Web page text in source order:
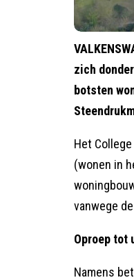
zich
botsten
Het
(wonen in
vanwege
Oproep tot
Namens